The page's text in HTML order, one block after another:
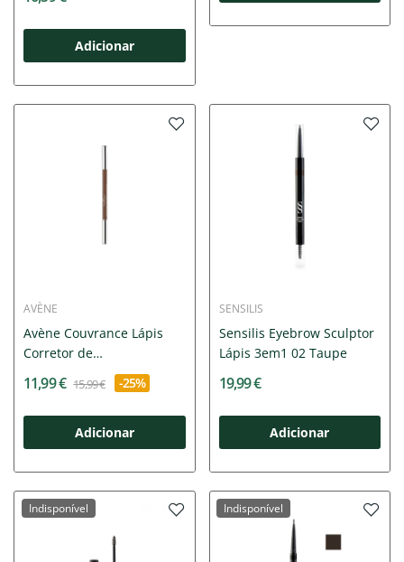
Adicionar
AVÈNE
Avène Couvrance Lápis
Corretor de
Sobrancelhas...
11,99 € 15,99 € -25%
Adicionar
SENSILIS
Sensilis Eyebrow Sculptor
Lápis 3em1 02 Taupe
19,99 €
Adicionar
Indisponível Indisponível